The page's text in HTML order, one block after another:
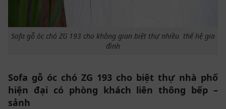
Sofa gỗ óc chó ZG 193 cho không gian biệt thự nhiều thế hệ gia
đình
Sofa gỗ óc chó ZG 193 cho biệt thự nhà phố
hiện đại có phòng khách liên thông bếp –
sảnh